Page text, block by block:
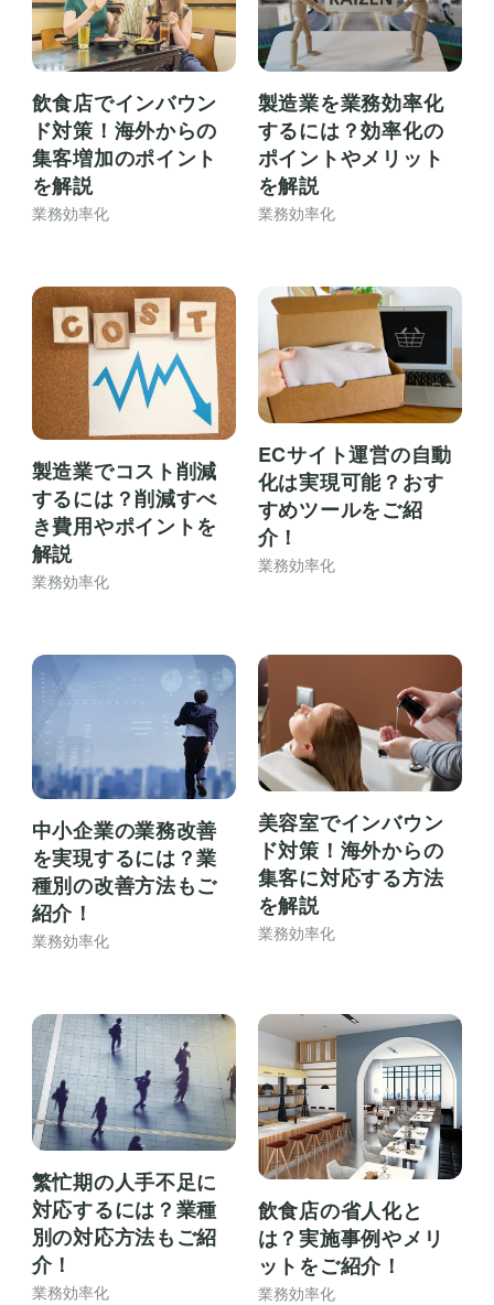
飲食店でインバウン
ド対策！海外からの
集客増加のポイント
を解説
業務効率化
製造業を業務効率化
するには？効率化の
ポイントやメリット
を解説
業務効率化
製造業でコスト削減
するには？削減すべ
き費用やポイントを
解説
業務効率化
ECサイト運営の自動
化は実現可能？おす
すめツールをご紹
介！
業務効率化
中小企業の業務改善
を実現するには？業
種別の改善方法もご
紹介！
業務効率化
美容室でインバウン
ド対策！海外からの
集客に対応する方法
を解説
業務効率化
繁忙期の人手不足に
対応するには？業種
別の対応方法もご紹
介！
業務効率化
飲食店の省人化と
は？実施事例やメリ
ットをご紹介！
業務効率化